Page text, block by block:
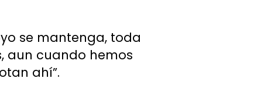
se mantenga, toda
aun cuando hemos
ahí”.